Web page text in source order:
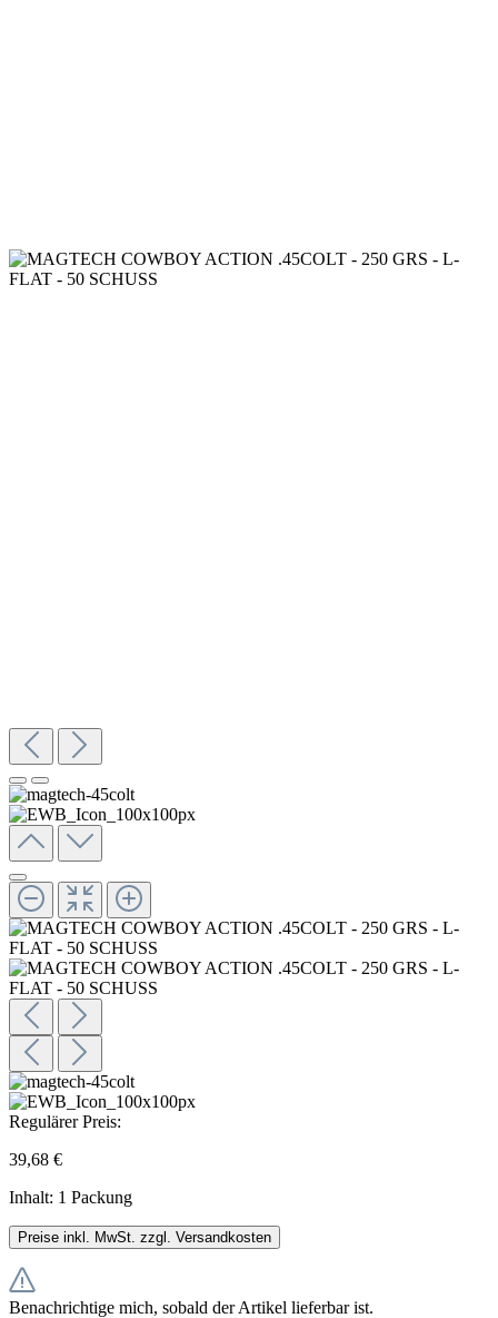
Regulärer Preis:
39,68 €
Inhalt: 1 Packung
Preise inkl. MwSt. zzgl. Versandkosten
Benachrichtige mich, sobald der Artikel lieferbar ist.